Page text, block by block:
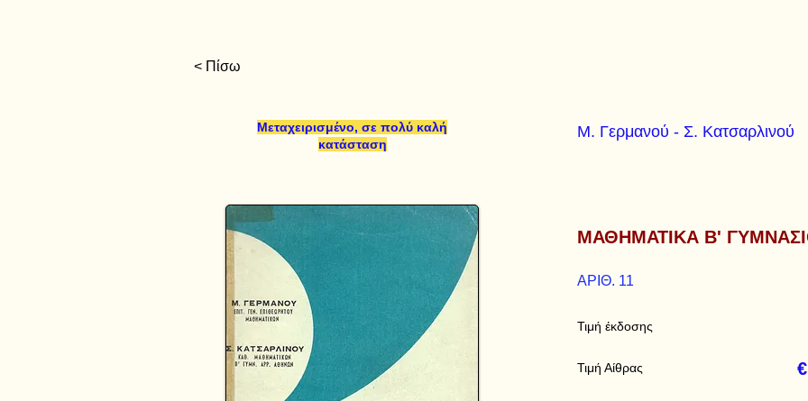
< Πίσω
Μεταχειρισμένο, σε πολύ καλή
κατάσταση
Μ. Γερμανού - Σ. Κατσαρλινού
ΜΑΘΗΜΑΤΙΚΑ Β'
ΑΡΙΘ. 11
Τιμή έκδοσης
Τιμή Αίθρας